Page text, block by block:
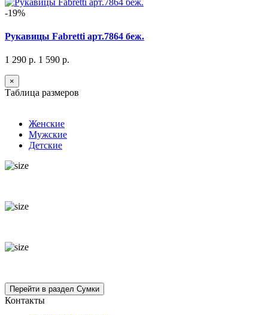
-19%
Рукавицы Fabretti арт.7864 беж.
1 290 р. 1 590 р.
×
Таблица размеров
Женские
Мужские
Детские
Контакты